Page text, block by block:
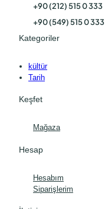
+90 (212) 515 0 333
+90 (549) 515 0 333
Kategoriler
kültür
Tarih
Keşfet
Mağaza
Hesap
Hesabım
Siparişlerim